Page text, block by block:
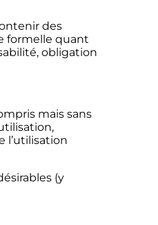
des
formelle quant
obligation
mais sans
l’utilisation
(y